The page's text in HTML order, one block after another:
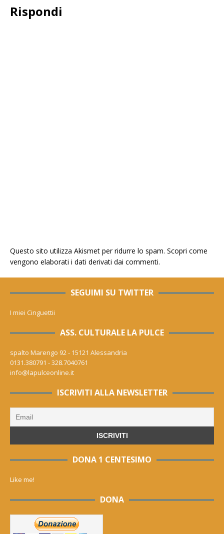
Rispondi
Questo sito utilizza Akismet per ridurre lo spam. Scopri come
vengono elaborati i dati derivati dai commenti.
SEGUIMI SU TWITTER
I miei Cinguettii
ASS. CULTURALE LA PULCE
spalto Marengo 92 - 15121 Alessandria
0131.380791 - 328.7040761
info@lapulceonline.it
ISCRIVITI ALLA NEWSLETTER
DONA 1 CENTESIMO
Like me!
DONA